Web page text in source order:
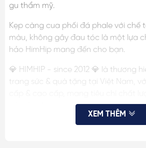
gu thẩm mỹ.
Kẹp càng cua phối đá phale với chế
màu, không gây đau tóc là một lựa
hảo HimHip mang đến cho bạn.
💎 HIMHIP - since 2012 💎 là thương
trang sức & quà tặng tại Việt Nam,
tiết, đã cho ra mắt nhiều mẫu phụ
được khách hàng hài lòng, tin tưởng.
XEM THÊM